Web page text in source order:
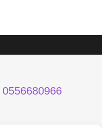
0556680966